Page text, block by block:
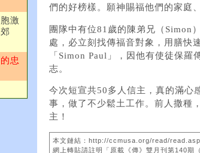
激
忠
們的好榜樣。願神賜福他們的家庭
團隊中有位81歲的陳弟兄（Simon
處，必立刻找傳福音對象，用膳快
「Simon Paul」，因他有使徒保
志。
今次短宣共50多人信主，真的滿心
事，做了不少鬆土工作。前人撒種
主！
本文鏈結：http://ccmusa.org/read/
網上轉貼請註明「原載《傳》雙月刊第140期